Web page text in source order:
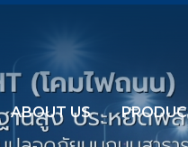
ABOUT US